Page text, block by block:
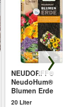
NEUDORFF®
NeudoHum®
Blumen Erde
20 Liter